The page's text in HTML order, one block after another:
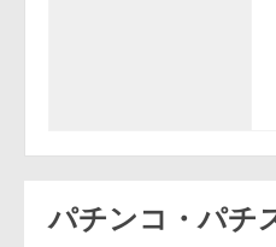
パチンコ・パチ